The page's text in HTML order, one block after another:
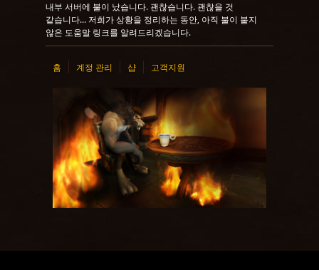
내부 서버에 불이 났습니다. 괜찮습니다. 괜찮을 것
같습니다... 저희가 상황을 정리하는 동안, 아직 불이 붙지
않은 도움말 링크를 알려드리겠습니다.
홈 계정 관리 샵 고객지원